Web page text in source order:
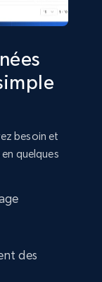
more.
besoin et
quelques
des